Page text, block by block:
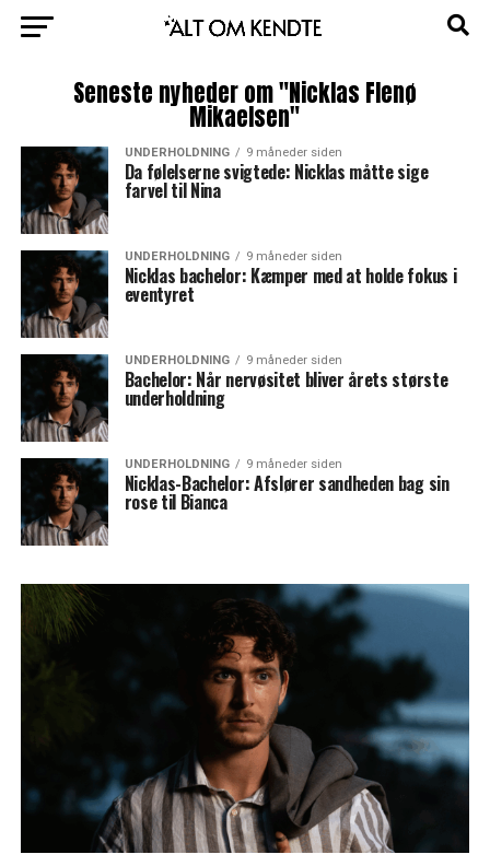
Seneste nyheder om "Nicklas Flenø
Mikaelsen"
UNDERHOLDNING 9 måneder siden
Da følelserne svigtede: Nicklas måtte sige
farvel til Nina
UNDERHOLDNING 9 måneder siden
Nicklas bachelor: Kæmper med at holde fokus i
eventyret
UNDERHOLDNING 9 måneder siden
Bachelor: Når nervøsitet bliver årets største
underholdning
UNDERHOLDNING 9 måneder siden
Nicklas-Bachelor: Afslører sandheden bag sin
rose til Bianca